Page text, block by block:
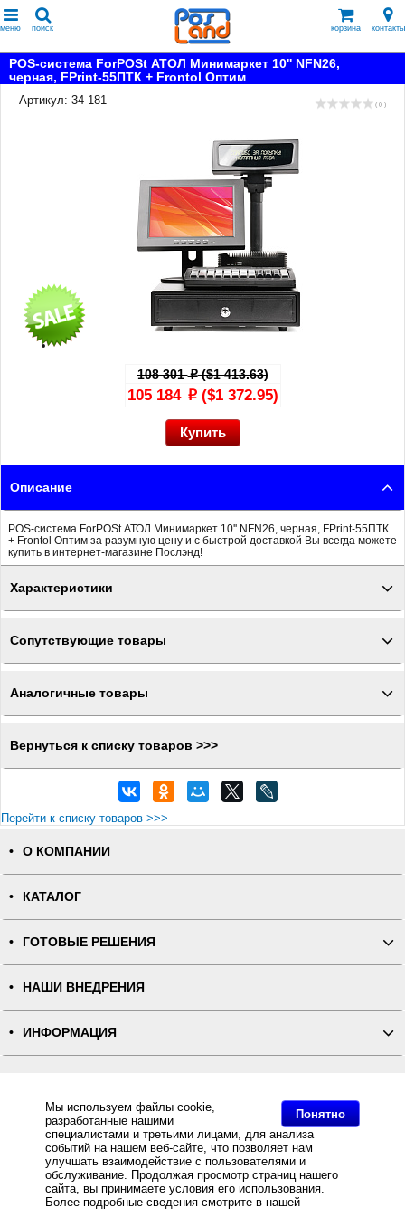
Понятно
Мы используем файлы cookie,
разработанные нашими
специалистами и третьими лицами, для анализа
событий на нашем веб-сайте, что позволяет нам
улучшать взаимодействие с пользователями и
обслуживание. Продолжая просмотр страниц нашего
сайта, вы принимаете условия его использования.
Более подробные сведения смотрите в нашей
меню поиск корзина контакты
POS-система ForPOSt АТОЛ Минимаркет 10'' NFN26,
черная, FPrint-55ПТК + Frontol Оптим
Артикул: 34 181
( 0 )
108 301p($1 413.63)
105 184 p($1 372.95)
Описание
POS-система ForPOSt АТОЛ Минимаркет 10'' NFN26, черная, FPrint-55ПТК
+ Frontol Оптим за разумную цену и с быстрой доставкой Вы всегда можете
купить в интернет-магазине Послэнд!
Характеристики
Сопутствующие товары
Аналогичные товары
Вернуться к списку товаров >>>
Перейти к списку товаров >>>
О КОМПАНИИ
КАТАЛОГ
ГОТОВЫЕ РЕШЕНИЯ
НАШИ ВНЕДРЕНИЯ
ИНФОРМАЦИЯ
ПОЛНАЯ ВЕРСИЯ
Интернет-магазин "ПОСЛЭНД" - торгового оборудования, оборудования для автоматизации общепита и
торговли, расходных материалов
Все права защищены, ООО "ПОСЛЭНД" © 2008-2026.
Политика конфиденциальности
Основное: POS-система ForPOSt АТОЛ Минимаркет 10'' NFN26, черная, FPrint-55ПТК + Frontol Оптим
за разумную цену и с быстрой доставкой Вы всегда можете купить в интернет-магазине Послэнд!, POS-